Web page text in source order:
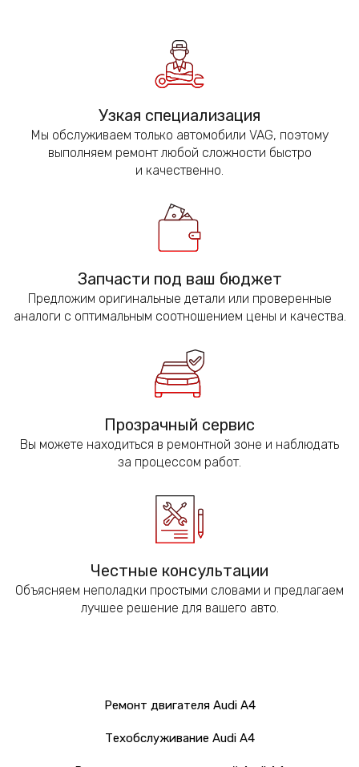
Узкая специализация
Мы обслуживаем только автомобили VAG, поэтому
выполняем ремонт любой сложности быстро
и качественно.
Запчасти под ваш бюджет
Предложим оригинальные детали или проверенные
аналоги с оптимальным соотношением цены и качества.
Прозрачный сервис
Вы можете находиться в ремонтной зоне и наблюдать
за процессом работ.
Честные консультации
Объясняем неполадки простыми словами и предлагаем
лучшее решение для вашего авто.
Ремонт двигателя Audi A4
Техобслуживание Audi А4